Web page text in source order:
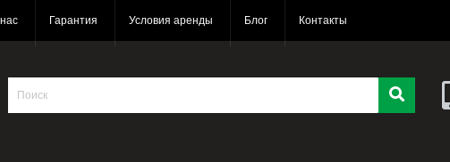
Гарантия Условия аренды Блог Контакты